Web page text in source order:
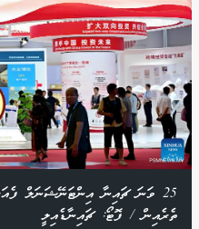
25 ވަނަ ޗައިނާ އިންޓަނޭޝަނަލް
ތެރެއިން / ފޮޓޯ: ޗައިނާޑެއިލީ